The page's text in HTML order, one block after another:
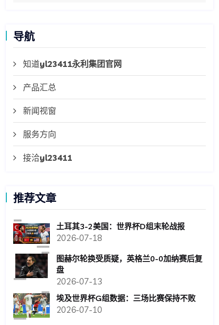
导航
知道yl23411永利集团官网
产品汇总
新闻视窗
服务方向
接洽yl23411
推荐文章
土耳其3-2美国：世界杯D组末轮战报
2026-07-18
图赫尔轮换受质疑，英格兰0-0加纳赛后复
盘
2026-07-13
埃及世界杯G组数据：三场比赛保持不败
2026-07-10